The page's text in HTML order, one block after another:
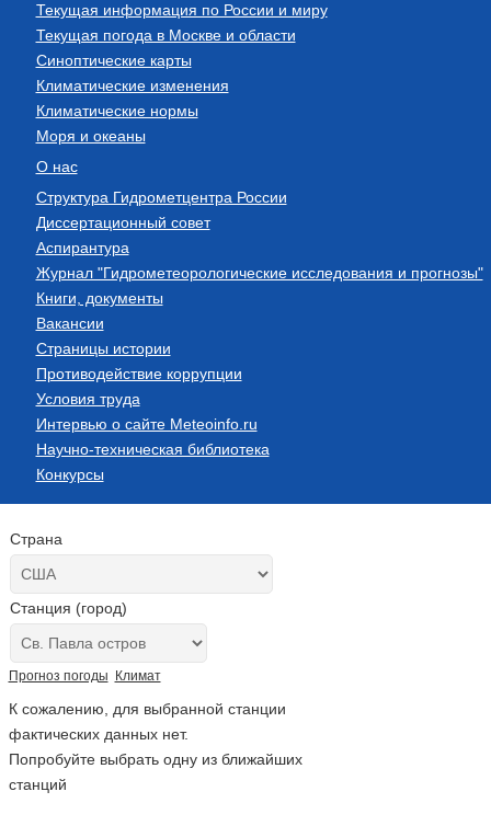
Текущая информация по России и миру
Текущая погода в Москве и области
Синоптические карты
Климатические изменения
Климатические нормы
Моря и океаны
О нас
Структура Гидрометцентра России
Диссертационный совет
Аспирантура
Журнал "Гидрометеорологические исследования и прогнозы"
Книги, документы
Вакансии
Страницы истории
Противодействие коррупции
Условия труда
Интервью о сайте Meteoinfo.ru
Научно-техническая библиотека
Конкурсы
Страна
Станция (город)
Прогноз погоды Климат
К сожалению, для выбранной станции
фактических данных нет.
Попробуйте выбрать одну из ближайших
станций